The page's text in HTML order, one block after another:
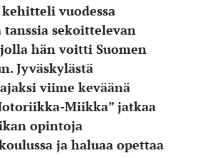
vuodessa
sekoittelevan
hän voitti Suomen
Jyväskylästä
viime keväänä
Miikka” jatkaa
opintoja
ja haluaa opettaa